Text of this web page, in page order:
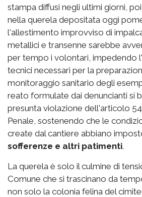
stampa diffusi negli ultimi giorni,
nella querela depositata oggi
l'allestimento improvviso di
metallici e transenne sarebbe
per tempo i volontari, impedendo
tecnici necessari per la
monitoraggio sanitario degli
reato formulate dai denuncianti si
presunta violazione dell'articolo
Penale, sostenendo che le
create dal cantiere abbiano
sofferenze e altri patimenti.
La querela è solo il culmine di
Comune che si trascinano da
non solo la colonia felina del